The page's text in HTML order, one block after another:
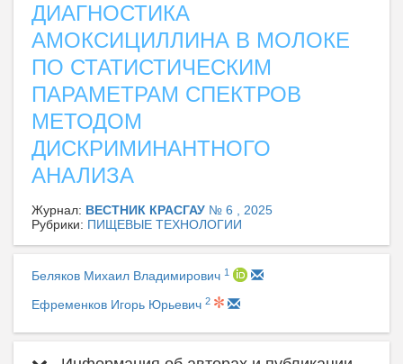
ДИАГНОСТИКА
АМОКСИЦИЛЛИНА В МОЛОКЕ
ПО СТАТИСТИЧЕСКИМ
ПАРАМЕТРАМ СПЕКТРОВ
МЕТОДОМ
ДИСКРИМИНАНТНОГО
АНАЛИЗА
Журнал: ВЕСТНИК КРАСГАУ № 6 , 2025
Рубрики: ПИЩЕВЫЕ ТЕХНОЛОГИИ
Беляков Михаил Владимирович 1
Ефременков Игорь Юрьевич 2